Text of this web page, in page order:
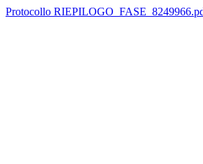
Protocollo